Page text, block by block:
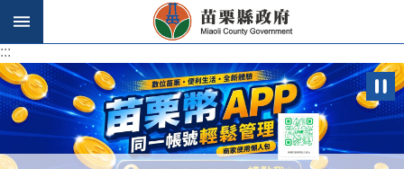
跳到主要內容區塊
:::
:::